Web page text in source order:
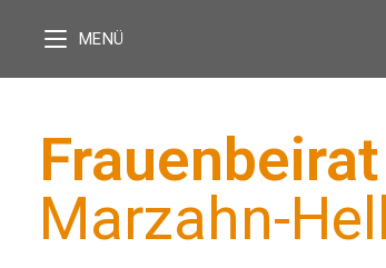
MENÜ
Frauenbeirat
Marzahn-